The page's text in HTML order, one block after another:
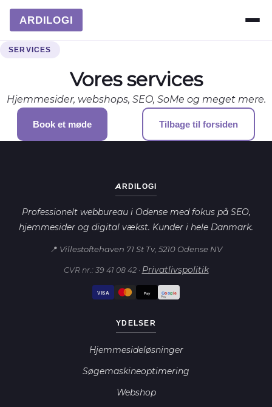
ARDILOGI
SERVICES
Vores services
Hjemmesider, webshops, SEO, SoMe og meget mere.
Book et møde Tilbage til forsiden
ARDILOGI
Professionelt webbureau i Odense med fokus på SEO,
hjemmesider og digital vækst. Kunder i hele Danmark.
📍 Villestoftehaven 71 St Tv, 5210 Odense NV
CVR nr.: 39 41 08 42 · Privatlivspolitik
VISA Pay Google
Pay
YDELSER
Hjemmesideløsninger
Søgemaskineoptimering
Webshop